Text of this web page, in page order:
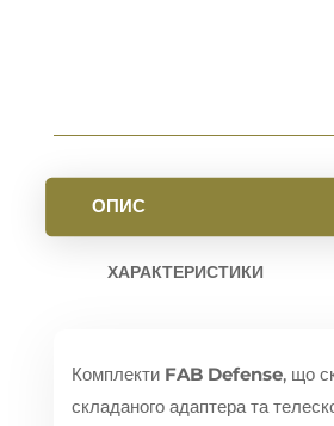
ОПИС
ХАРАКТЕРИСТИКИ
Комплекти FAB Defense, що
складаного адаптера та